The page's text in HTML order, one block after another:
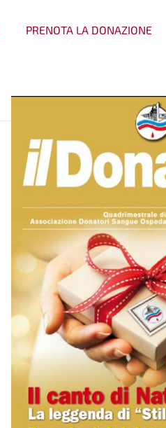
PRENOTA LA DONAZIONE